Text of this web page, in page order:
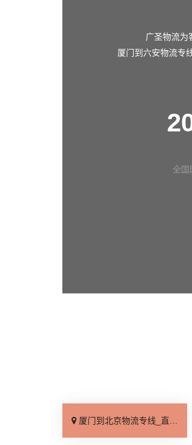
广圣物流为
厦门到六安物流专
全国
厦门到北京物流专线_直达不中转「送货到门」